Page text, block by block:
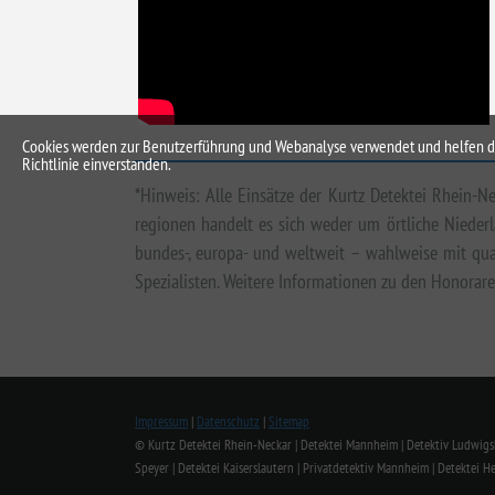
*Hinweis: Alle Einsätze der Kurtz Detektei Rhein-
regionen handelt es sich weder um örtliche
bundes-, europa- und weltweit – wahlweise mit
Spezialisten. Weitere Informationen zu den
Impressum | Datenschutz | Sitemap
© Kurtz Detektei Rhein-Neckar | Detektei Mannheim | Detektiv
Speyer | Detektei Kaiserslautern | Privatdetektiv Mannheim | Detektei
Cookies werden zur Benutzerführung und Webanalyse verwendet und helfen
Richtlinie einverstanden.